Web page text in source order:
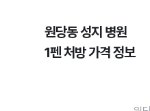
원당동 성지 병원
1펜 처방 가격 정보